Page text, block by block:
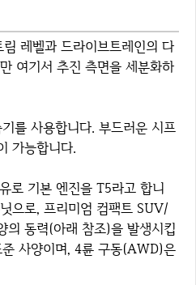
여기서 추진 측면을 세분화하
를 사용합니다. 부드러운 시프
가능합니다.
로 기본 엔진을 T5라고 합니
으로, 프리미엄 컴팩트 SUV/
의 동력(아래 참조)을 발생시킵
사양이며, 4륜 구동(AWD)은